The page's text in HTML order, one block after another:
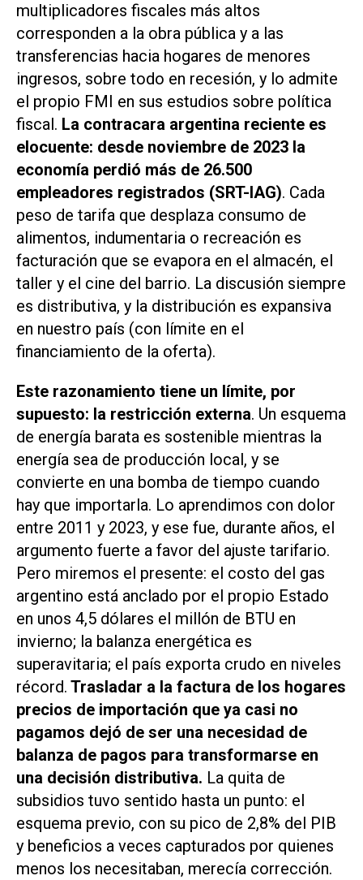
multiplicadores fiscales más altos
corresponden a la obra pública y a las
transferencias hacia hogares de menores
ingresos, sobre todo en recesión, y lo admite
el propio FMI en sus estudios sobre política
fiscal. La contracara argentina reciente es
elocuente: desde noviembre de 2023 la
economía perdió más de 26.500
empleadores registrados (SRT-IAG). Cada
peso de tarifa que desplaza consumo de
alimentos, indumentaria o recreación es
facturación que se evapora en el almacén, el
taller y el cine del barrio. La discusión siempre
es distributiva, y la distribución es expansiva
en nuestro país (con límite en el
financiamiento de la oferta).
Este razonamiento tiene un límite, por
supuesto: la restricción externa. Un esquema
de energía barata es sostenible mientras la
energía sea de producción local, y se
convierte en una bomba de tiempo cuando
hay que importarla. Lo aprendimos con dolor
entre 2011 y 2023, y ese fue, durante años, el
argumento fuerte a favor del ajuste tarifario.
Pero miremos el presente: el costo del gas
argentino está anclado por el propio Estado
en unos 4,5 dólares el millón de BTU en
invierno; la balanza energética es
superavitaria; el país exporta crudo en niveles
récord. Trasladar a la factura de los hogares
precios de importación que ya casi no
pagamos dejó de ser una necesidad de
balanza de pagos para transformarse en
una decisión distributiva. La quita de
subsidios tuvo sentido hasta un punto: el
esquema previo, con su pico de 2,8% del PIB
y beneficios a veces capturados por quienes
menos los necesitaban, merecía corrección.